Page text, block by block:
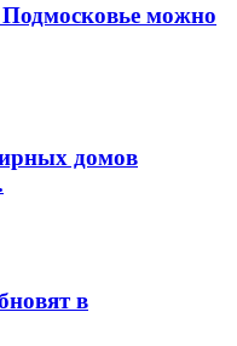
можно
домов
в